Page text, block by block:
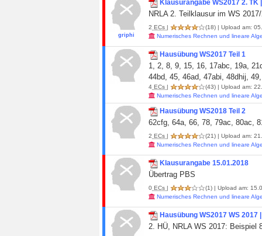
griphi
Klausurangabe WS2017 2. TK
NRLA 2. Teilklausur im WS
2 ECs | (18) | Upload am:
Numerisches Rechnen und lineare
Hausübung WS2017 Teil 1
1, 2, 8, 9, 15, 16, 17abc, 19a,
44bd, 45, 46ad, 47abi, 48dhij,
4 ECs | (43) | Upload am:
Numerisches Rechnen und lineare
Hausübung WS2018 Teil 2
62cfg, 64a, 66, 78, 79ac, 80ac,
2 ECs | (21) | Upload am:
Numerisches Rechnen und lineare
Klausurangabe 15.01.2018
Übertrag PBS
0 ECs | (1) | Upload am:
Numerisches Rechnen und lineare
Hausübung WS2017 WS 2017
2. HÜ, NRLA WS 2017: Beispiel